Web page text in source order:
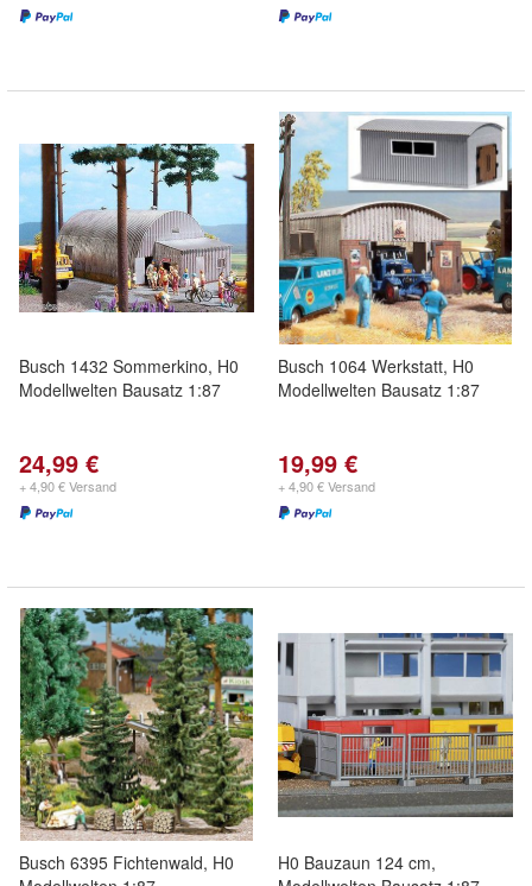
Busch 1432 Sommerkino, H0
Modellwelten Bausatz 1:87
24,99 €
+ 4,90 € Versand
Busch 1064 Werkstatt, H0
Modellwelten Bausatz 1:87
19,99 €
+ 4,90 € Versand
Busch 6395 Fichtenwald, H0
H0 Bauzaun 124 cm,